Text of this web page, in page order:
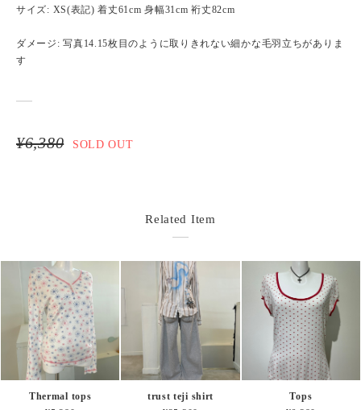
サイズ: XS(表記) 着丈61cm 身幅31cm 裄丈82cm
ダメージ: 写真14.15枚目のように取りきれない細かな毛羽立ちがありま
す
¥6,380 SOLD OUT
Related Item
Thermal tops
trust teji shirt
Tops